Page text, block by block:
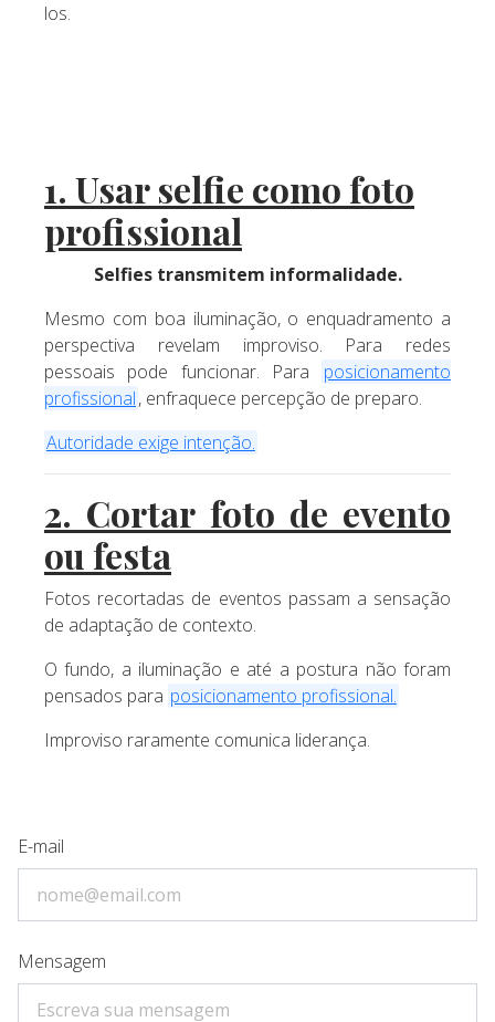
los.
1. Usar selfie como foto
profissional
Selfies transmitem informalidade.
Mesmo com boa iluminação, o enquadramento a
perspectiva revelam improviso. Para redes
pessoais pode funcionar. Para
posicionamento
profissional, enfraquece percepção de preparo.
Autoridade exige intenção.
2. Cortar foto de evento
ou festa
Fotos recortadas de eventos passam a sensação
de adaptação de contexto.
O fundo, a iluminação e até a postura não foram
pensados para posicionamento profissional.
Improviso raramente comunica liderança.
E-mail
Mensagem